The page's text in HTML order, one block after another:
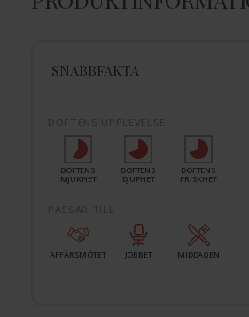
SNABBFAKTA
DOFTENS
MJUKHET
DOFTENS
DJUPHET
DOFTENS
FRISKHET
AFFÄRSMÖTET JOBBET MIDDAGEN